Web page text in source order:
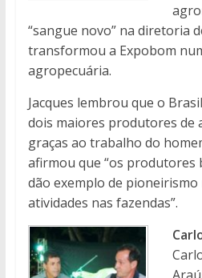
“sangue novo” na diretoria
transformou a Expobom
agropecuária.
Jacques lembrou que o
dois maiores produtores de
graças ao trabalho do
afirmou que “os produtores
dão exemplo de pioneirismo
atividades nas fazendas”.